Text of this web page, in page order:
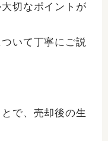
切なポイントが
いて丁寧にご説
で、売却後の生